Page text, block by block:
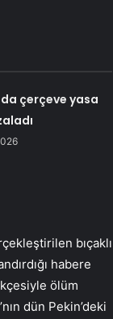
da çerçeve yasa
bıçaklı
habere
ölüm
dün Pekin’deki